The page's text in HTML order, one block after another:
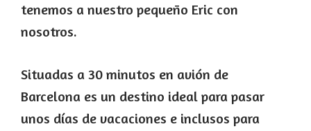
tenemos a nuestro pequeño Eric con
nosotros.
Situadas a 30 minutos en avión de
Barcelona es un destino ideal para pasar
unos días de vacaciones e inclusos para